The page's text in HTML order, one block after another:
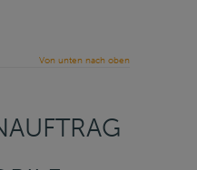
Von unten nach oben